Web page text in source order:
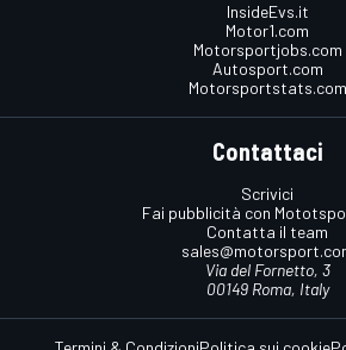
InsideEvs.it
Motor1.com
Motorsportjobs.com
Autosport.com
Motorsportstats.com
Contattaci
Scrivici
Fai pubblicità con
Contatta il team
Via del Fornetto, 3
00149 Roma, Italy